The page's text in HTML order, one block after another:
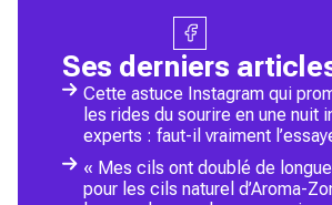
Ses derniers
Cette astuce Instagram qui
les rides du sourire en une nuit
experts : faut-il vraiment
« Mes cils ont doublé de
pour les cils naturel d’Aroma-